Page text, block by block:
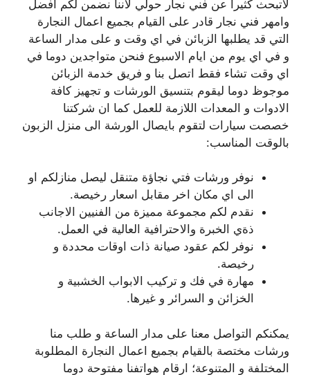
لاتبحث كثيرا عن فني نجار حولي لاننا نضمن لكم افضل
وامهر فني نجار قادر على القيام بجميع اعمال النجارة
التي قد يطلبها الزبائن في اي وقت و على مدار الساعة
و في اي يوم من ايام الاسبوع فنحن متواجدين دوما في
اي وقت تشاء فقط اتصل بنا و فريق خدمة الزبائن
موجوظ دوما ليقوم بتنسيق الورشات و تجهيز كافة
الادوات و المعدات اللازمة للعمل كما ان شركتنا
خصصت سيارات لتقوم بايصال الورشة الى منزل الزبون
بالوقت المناسب:
نوفر ورشات فتي نجاؤة متنقل ليصل منازلكم او
الى اي مكان اخر مقابل اسعار رخيصة.
نقدم لكم مجموعة مميزة من الفنيين الاجانب
ذةي الخبرة والاحترافية العالية في العمل.
نوفر لكم عقود صيانة ذات اوقات محددة و
رخيصة.
مهارة في فك و تركيب الابواب الخشبية و
الخزائن و السرائر و غيرها.
يمكنكم التواصل معنا على مدار الساعة و طلب منا
ورشات مختصة بالقيام بجميع اعمال النجارة المطلوبة
المختلفة و المتنوعة؛ ارقام هواتفنا مفتوحة دوما